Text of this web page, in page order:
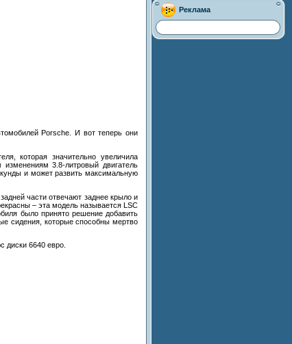
Porsche. И вот теперь они
которая значительно увеличила
изменениям 3.8-литровый двигатель
и может развить максимальную
части отвечают заднее крыло и
– эта модель называется LSC
было принято решение добавить
сидения, которые способны мертво
диски 6640 евро.
Реклама